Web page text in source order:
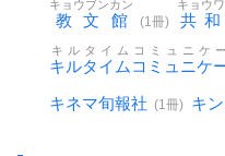
教文館
キョウブンカン
(1冊) 共
キョウ
キルタイムコミュニケ
キルタイムコミュニケ
キネマ旬報社 (1冊) キ